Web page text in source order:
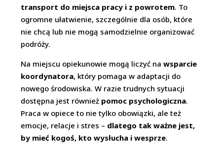
transport do miejsca pracy i z powrotem. To
ogromne ułatwienie, szczególnie dla osób, które
nie chcą lub nie mogą samodzielnie organizować
podróży.
Na miejscu opiekunowie mogą liczyć nawsparcie
koordynatora, który pomaga w adaptacji do
nowego środowiska. W razie trudnych sytuacji
dostępna jest również pomoc psychologiczna.
Praca w opiece to nie tylko obowiązki, ale też
emocje, relacje i stres – dlatego tak ważne jest,
by mieć kogoś, kto wysłucha i wesprze.